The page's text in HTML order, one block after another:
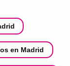
en Madrid